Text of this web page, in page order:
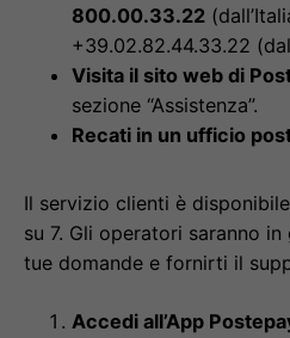
800.00.33.22
+39.02.82.44.33.22
Visita il sito web di
sezione “Assistenza”.
Recati in un ufficio
Il servizio clienti è
su 7. Gli operatori saranno
tue domande e fornirti il
Accedi all’App